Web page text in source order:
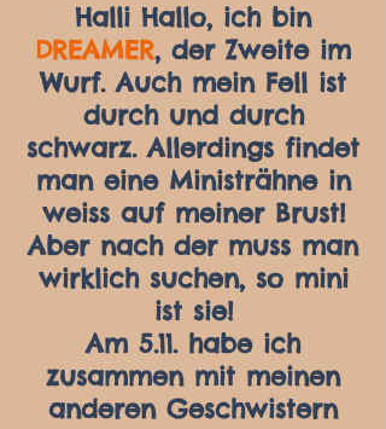
Halli Hallo, ich bin
DREAMER, der Zweite im
Wurf. Auch mein Fell ist
durch und durch
schwarz. Allerdings findet
man eine Ministrähne in
weiss auf meiner Brust!
Aber nach der muss man
wirklich suchen, so mini
ist sie!
Am 5.11. habe ich
zusammen mit meinen
anderen Geschwistern